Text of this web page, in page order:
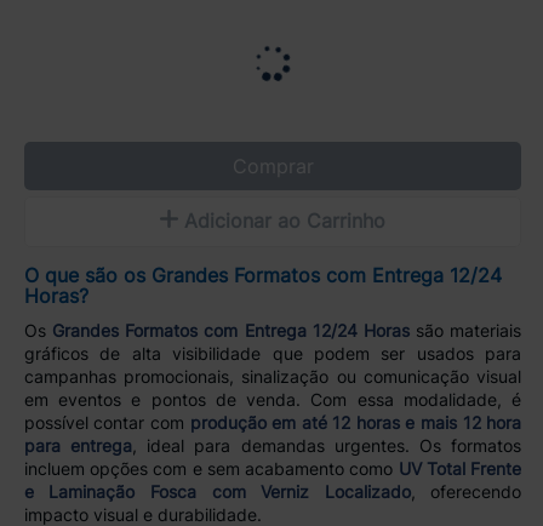
Comprar
Adicionar ao Carrinho
O que são os Grandes Formatos com Entrega 12/24
Horas?
Os Grandes Formatos com Entrega 12/24 Horassão materiais
gráficos de alta visibilidade que podem ser usados para
campanhas promocionais, sinalização ou comunicação visual
em eventos e pontos de venda. Com essa modalidade, é
possível contar com produção em até 12 horas e mais 12 hora
para entrega , ideal para demandas urgentes. Os formatos
incluem opções com e sem acabamento como UV Total Frente
e Laminação Fosca com Verniz Localizado, oferecendo
impacto visual e durabilidade.